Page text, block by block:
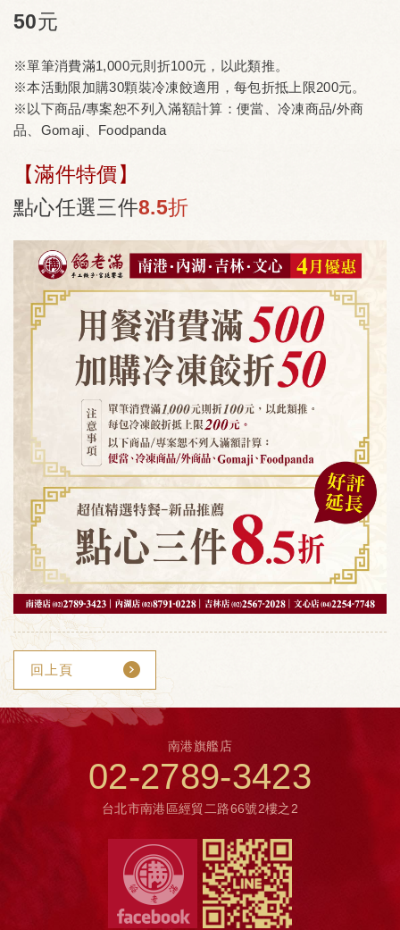
50元
※單筆消費滿1,000元則折100元，以此類推。
※本活動限加購30顆裝冷凍餃適用，每包折抵上限200元。
※以下商品/專案恕不列入滿額計算：便當、冷凍商品/外商
品、Gomaji、Foodpanda
【滿件特價】
點心任選三件8.5折
回上頁
南港旗艦店
02-2789-3423
台北市南港區經貿二路66號2樓之2